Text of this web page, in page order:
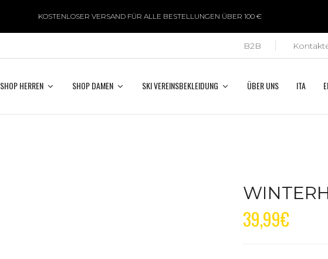
KOSTENLOSER VERSAND FÜR ALLE BESTELLUNGEN ÜBER 100 €
B2B
SHOP HERREN SHOP DAMEN SKI VEREINSBEKLEIDUNG ÜBER UNS ITA
39,99€